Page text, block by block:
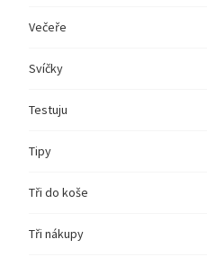
Večeře
Svíčky
Testuju
Tipy
Tři do koše
Tři nákupy